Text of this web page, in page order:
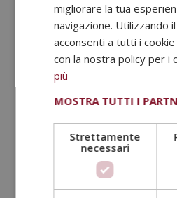
ESNECA FIC GROUP, S.L, CIF:
Elvira, 13, Altillo 2, 25008 Lleida.
Scopo del trattamento: Trattiamo le
inviarle e-mail commerciali relative
prodotti che potrebbero
trattamento: Consenso
suoi diritti identificandosi
all'indirizzo admin@grupoesneca.com.
Per ulteriori informazioni, consulti la
mail):
NO
migliorare la tua
navigazione. Utilizzando
acconsenti a tutti i
con la nostra policy per i
più
MOSTRA TUTTI I
Strettamente
necessari